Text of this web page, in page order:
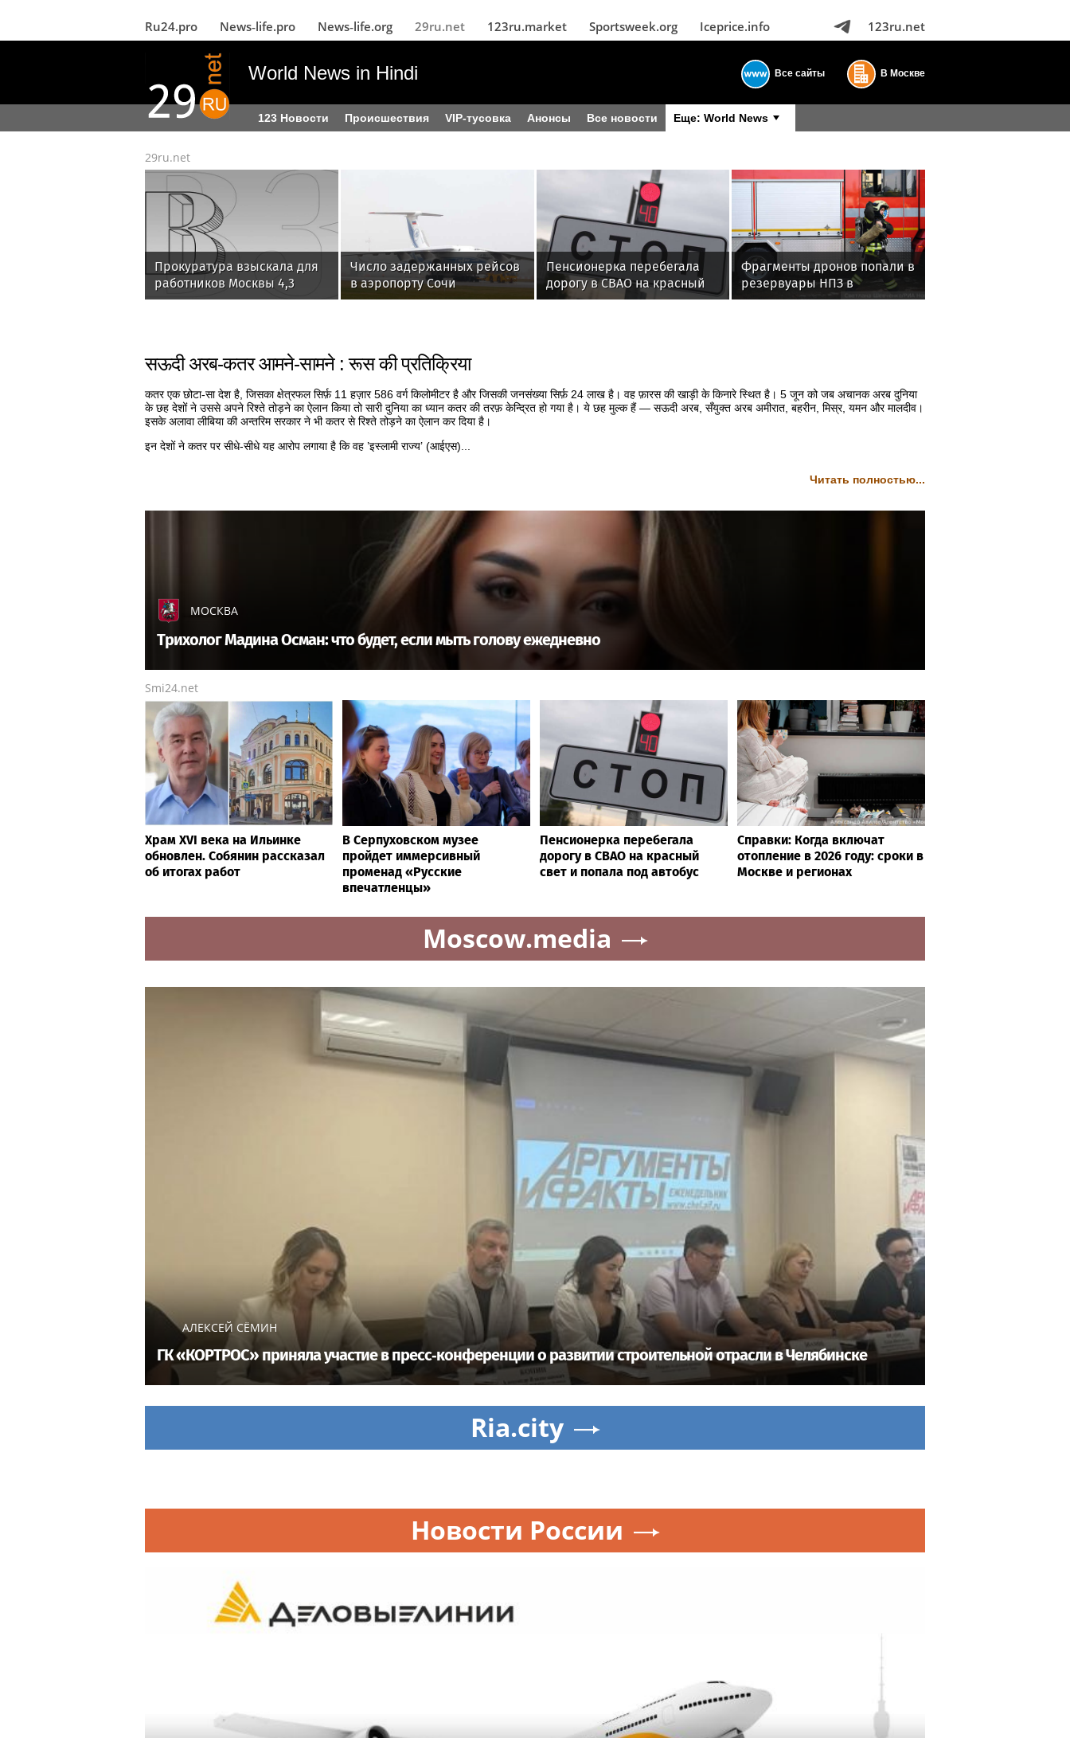
Ru24.pro News‑life.pro News‑life.org 29ru.net 123ru.market Sportsweek.org Iceprice.info 123ru.net
World News in Hindi Все сайты В Москве
123 Новости Происшествия VIP-тусовка Анонсы Все новости Еще: World News
29ru.net
Прокуратура взыскала для
работников Москвы 4,3
млрд рублей долгов по
Число задержанных рейсов
в аэропорту Сочи
увеличилось до 165
Пенсионерка перебегала
дорогу в СВАО на красный
свет и попала под автобус
Фрагменты дронов попали в
резервуары НПЗ в
Ярославской области
सऊदी अरब-कतर आमने-सामने : रूस की प्रतिक्रिया
कतर एक छोटा-सा देश है, जिसका क्षेत्रफल सिर्फ़ 11 हज़ार 586 वर्ग किलोमीटर है और जिसकी जनसंख्या सिर्फ़ 24 लाख है। वह फ़ारस की खाड़ी के किनारे स्थित है। 5 जून को जब अचानक अरब दुनिया
के छह देशों ने उससे अपने रिश्ते तोड़ने का ऐलान किया तो सारी दुनिया का ध्यान कतर की तरफ़ केन्द्रित हो गया है। ये छह मुल्क हैं — सऊदी अरब, सँयुक्त अरब अमीरात, बहरीन, मिस्र, यमन और मालदीव।
इसके अलावा लीबिया की अन्तरिम सरकार ने भी कतर से रिश्ते तोड़ने का ऐलान कर दिया है।
इन देशों ने कतर पर सीधे-सीधे यह आरोप लगाया है कि वह ’इस्लामी राज्य’ (आईएस)...
Читать полностью...
МОСКВА
Трихолог Мадина Осман: что будет, если мыть голову ежедневно
Smi24.net
Храм XVI века на Ильинке
обновлен. Собянин рассказал
об итогах работ
В Серпуховском музее
пройдет иммерсивный
променад «Русские
впечатленцы»
Пенсионерка перебегала
дорогу в СВАО на красный
свет и попала под автобус
Справки: Когда включат
отопление в 2026 году: сроки в
Москве и регионах
Moscow.media
АЛЕКСЕЙ СЁМИН
ГК «КОРТРОС» приняла участие в пресс‑конференции о развитии строительной отрасли в Челябинске
Ria.city
Новости России